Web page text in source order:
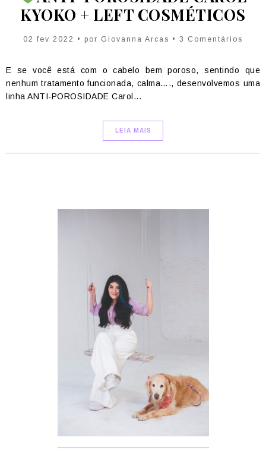
KYOKO + LEFT COSMÉTICOS
02 fev 2022 • por Giovanna Arcas • 3 Comentários
E se você está com o cabelo bem poroso, sentindo que
nenhum tratamento funcionada, calma…., desenvolvemos uma
linha ANTI-POROSIDADE Carol...
LEIA MAIS